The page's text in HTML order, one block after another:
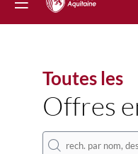
Toutes les
Offres